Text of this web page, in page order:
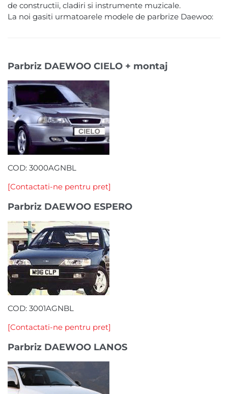
de constructii, cladiri si instrumente muzicale.
La noi gasiti urmatoarele modele de parbrize Daewoo:
Parbriz DAEWOO CIELO + montaj
COD: 3000AGNBL
[Contactati-ne pentru pret]
Parbriz DAEWOO ESPERO
COD: 3001AGNBL
[Contactati-ne pentru pret]
Parbriz DAEWOO LANOS